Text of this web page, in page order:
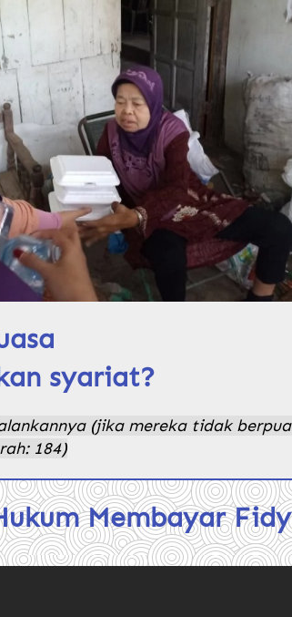
syariat?
(jika mereka tidak
184)
Membayar